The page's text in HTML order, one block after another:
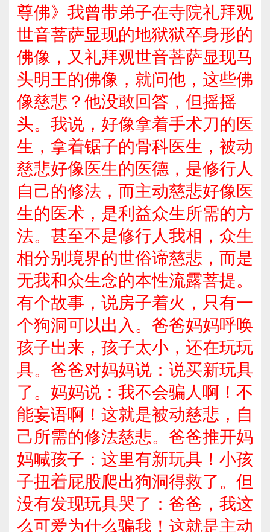
尊佛》我曾带弟子在寺院礼拜观
世音菩萨显现的地狱狱卒身形的
佛像，又礼拜观世音菩萨显现马
头明王的佛像，就问他，这些佛
像慈悲？他没敢回答，但摇摇
头。我说，好像拿着手术刀的医
生，拿着锯子的骨科医生，被动
慈悲好像医生的医德，是修行人
自己的修法，而主动慈悲好像医
生的医术，是利益众生所需的方
法。甚至不是修行人我相，众生
相分别境界的世俗谛慈悲，而是
无我和众生念的本性流露菩提。
有个故事，说房子着火，只有一
个狗洞可以出入。爸爸妈妈呼唤
孩子出来，孩子太小，还在玩玩
具。爸爸对妈妈说：说买新玩具
了。妈妈说：我不会骗人啊！不
能妄语啊！这就是被动慈悲，自
己所需的修法慈悲。爸爸推开妈
妈喊孩子：这里有新玩具！小孩
子扭着屁股爬出狗洞得救了。但
没有发现玩具哭了：爸爸，我这
么可爱为什么骗我！这就是主动